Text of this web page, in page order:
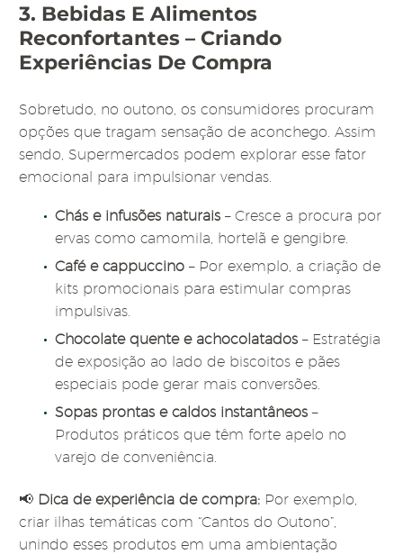
3. Bebidas E Alimentos
Reconfortantes – Criando
Experiências De Compra
Sobretudo, no outono, os consumidores procuram
opções que tragam sensação de aconchego. Assim
sendo, Supermercados podem explorar esse fator
emocional para impulsionar vendas.
Chás e infusões naturais – Cresce a procura por
ervas como camomila, hortelã e gengibre.
Café e cappuccino – Por exemplo, a criação de
kits promocionais para estimular compras
impulsivas.
Chocolate quente e achocolatados – Estratégia
de exposição ao lado de biscoitos e pães
especiais pode gerar mais conversões.
Sopas prontas e caldos instantâneos –
Produtos práticos que têm forte apelo no
varejo de conveniência.
📢 Dica de experiência de compra: Por exemplo,
criar ilhas temáticas com “Cantos do Outono”,
unindo esses produtos em uma ambientação